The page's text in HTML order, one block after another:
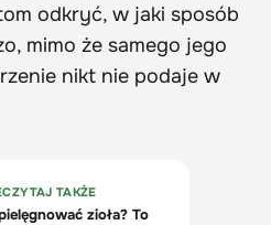
odkryć, w jaki sposób
mimo że samego jego
nikt nie podaje w